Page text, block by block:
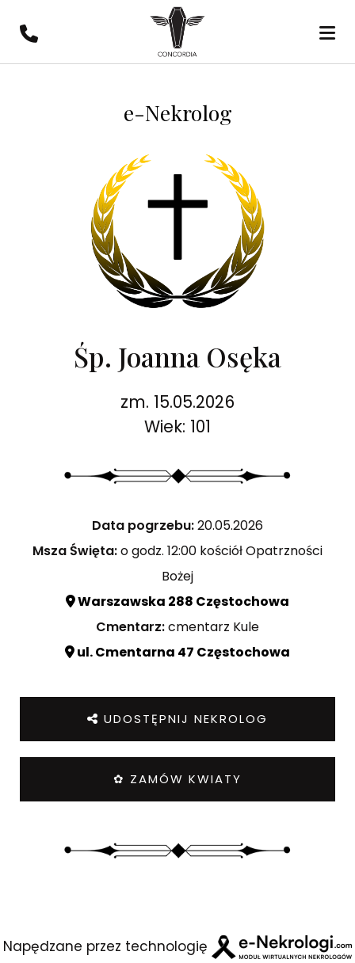
e-Nekrolog
Śp. Joanna Osęka
zm. 15.05.2026
Wiek: 101
Data pogrzebu:20.05.2026
Msza Święta:o godz. 12:00 kościół Opatrzności
Bożej
Warszawska 288 Częstochowa
Cmentarz:cmentarz Kule
ul. Cmentarna 47 Częstochowa
UDOSTĘPNIJ NEKROLOG
✿ ZAMÓW KWIATY
Napędzane przez technologię